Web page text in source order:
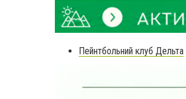
Пейнтбольний клуб Дельта